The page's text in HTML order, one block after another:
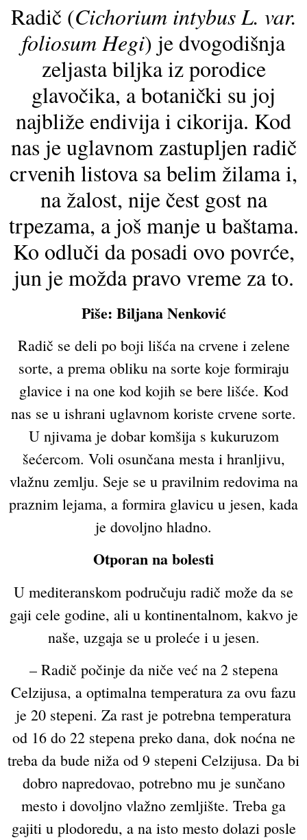
Radič (Cichorium intybus L. var.
foliosum Hegi) je dvogodišnja
zeljasta biljka iz porodice
glavočika, a botanički su joj
najbliže endivija i cikorija. Kod
nas je uglavnom zastupljen radič
crvenih listova sa belim žilama i,
na žalost, nije čest gost na
trpezama, a još manje u baštama.
Ko odluči da posadi ovo povrće,
jun je možda pravo vreme za to.
Piše: Biljana Nenković
Radič se deli po boji lišća na crvene i zelene
sorte, a prema obliku na sorte koje formiraju
glavice i na one kod kojih se bere lišće. Kod
nas se u ishrani uglavnom koriste crvene sorte.
U njivama je dobar komšija s kukuruzom
šećercom. Voli osunčana mesta i hranljivu,
vlažnu zemlju. Seje se u pravilnim redovima na
praznim lejama, a formira glavicu u jesen, kada
je dovoljno hladno.
Otporan na bolesti
U mediteranskom područuju radič može da se
gaji cele godine, ali u kontinentalnom, kakvo je
naše, uzgaja se u proleće i u jesen.
– Radič počinje da niče već na 2 stepena
Celzijusa, a optimalna temperatura za ovu fazu
je 20 stepeni. Za rast je potrebna temperatura
od 16 do 22 stepena preko dana, dok noćna ne
treba da bude niža od 9 stepeni Celzijusa. Da bi
dobro napredovao, potrebno mu je sunčano
mesto i dovoljno vlažno zemljište. Treba ga
gajiti u plodoredu, a na isto mesto dolazi posle